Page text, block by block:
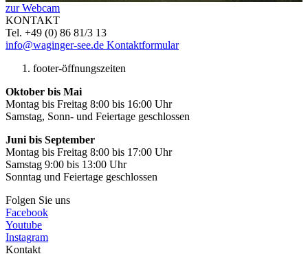
zur Webcam
KONTAKT
Tel. +49 (0) 86 81/3 13
info@waginger-see.de Kontaktformular
footer-öffnungszeiten
Oktober bis Mai
Montag bis Freitag 8:00 bis 16:00 Uhr
Samstag, Sonn- und Feiertage geschlossen
Juni bis September
Montag bis Freitag 8:00 bis 17:00 Uhr
Samstag 9:00 bis 13:00 Uhr
Sonntag und Feiertage geschlossen
Folgen Sie uns
Facebook
Youtube
Instagram
Kontakt